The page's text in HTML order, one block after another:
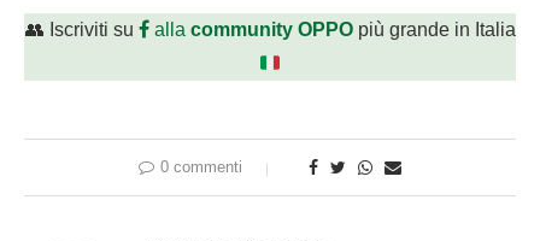
👥 Iscriviti su alla community OPPOpiù grande in Italia
0 commenti